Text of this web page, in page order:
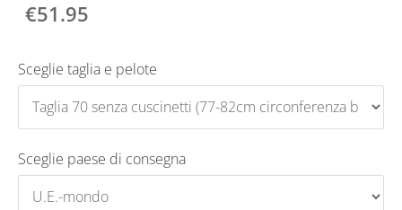
€51.95
Sceglie taglia e pelote
Sceglie paese di consegna